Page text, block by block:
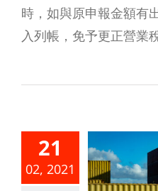
時，如與原申報金額有
入列帳，免予更正營業
21
02, 2021
業列
銷損失